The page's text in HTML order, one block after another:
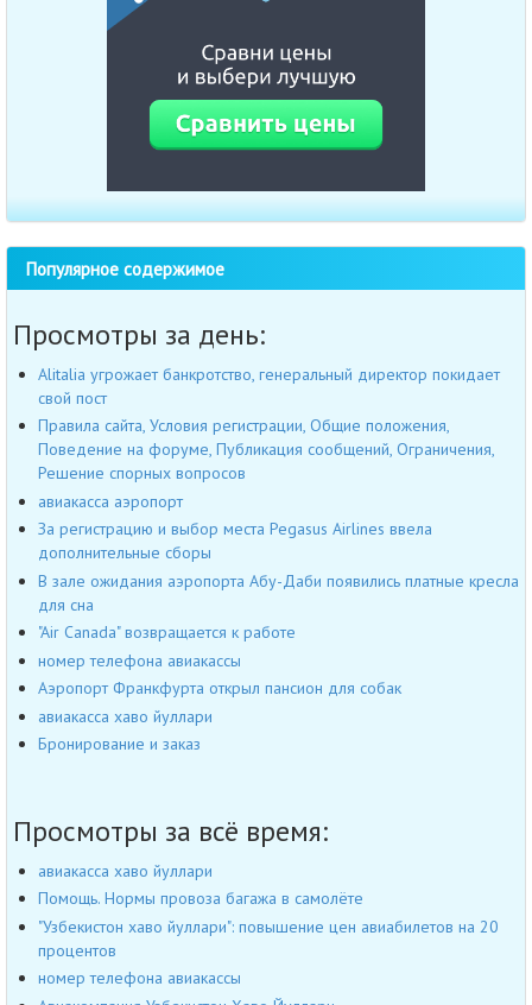
Популярное содержимое
Просмотры за день:
Alitalia угрожает банкротство, генеральный директор покидает
свой пост
Правила сайта, Условия регистрации, Общие положения,
Поведение на форуме, Публикация сообщений, Ограничения,
Решение спорных вопросов
авиакасса аэропорт
За регистрацию и выбор места Pegasus Airlines ввела
дополнительные сборы
В зале ожидания аэропорта Абу-Даби появились платные кресла
для сна
"Air Canada" возвращается к работе
номер телефона авиакассы
Аэропорт Франкфурта открыл пансион для собак
авиакасса хаво йуллари
Бронирование и заказ
Просмотры за всё время:
авиакасса хаво йуллари
Помощь. Нормы провоза багажа в самолёте
"Узбекистон хаво йуллари": повышение цен авиабилетов на 20
процентов
номер телефона авиакассы